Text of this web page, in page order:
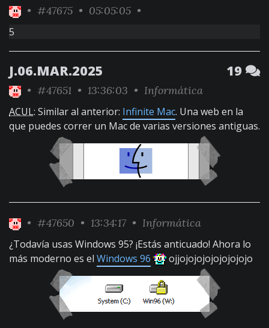
• #47675 • 05:05:05 •
5
J.06.MAR.2025 19
• #47651 • 13:36:03 • Informática
ACUL: Similar al anterior: Infinite Mac. Una web en la
que puedes correr un Mac de varias versiones antiguas.
• #47650 • 13:34:17 • Informática
¿Todavía usas Windows 95? ¡Estás anticuado! Ahora lo
más moderno es el Windows 96 ojjojojojojojojojojo